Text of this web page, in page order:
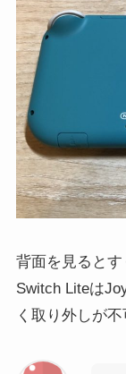
背面を見ると
Switch Liteは
く取り外しが不